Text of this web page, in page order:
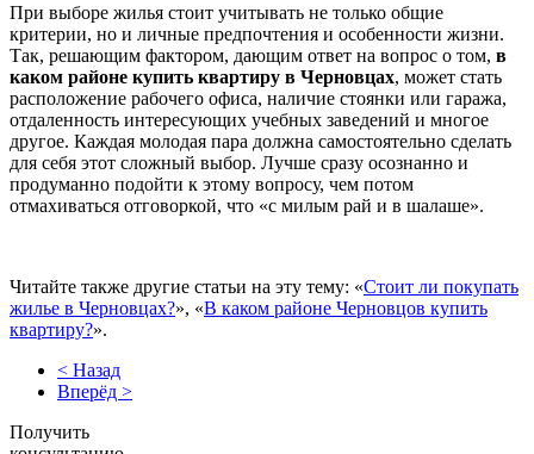
При выборе жилья стоит учитывать не только общие
критерии, но и личные предпочтения и особенности жизни.
Так, решающим фактором, дающим ответ на вопрос о том, в
каком районе купить квартиру в Черновцах, может стать
расположение рабочего офиса, наличие стоянки или гаража,
отдаленность интересующих учебных заведений и многое
другое. Каждая молодая пара должна самостоятельно сделать
для себя этот сложный выбор. Лучше сразу осознанно и
продуманно подойти к этому вопросу, чем потом
отмахиваться отговоркой, что «с милым рай и в шалаше».
Читайте также другие статьи на эту тему: «Стоит ли покупать
жилье в Черновцах?», «В каком районе Черновцов купить
квартиру?».
< Назад
Вперёд >
Получить